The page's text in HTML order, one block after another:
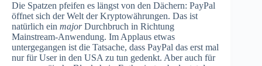
Die Spatzen pfeifen es längst von den Dächern: PayPal
öffnet sich der Welt der Kryptowährungen. Das ist
natürlich ein majorDurchbruch in Richtung
Mainstream-Anwendung. Im Applaus etwas
untergegangen ist die Tatsache, dass PayPal das erst mal
nur für User in den USA zu tun gedenkt. Aber auch für